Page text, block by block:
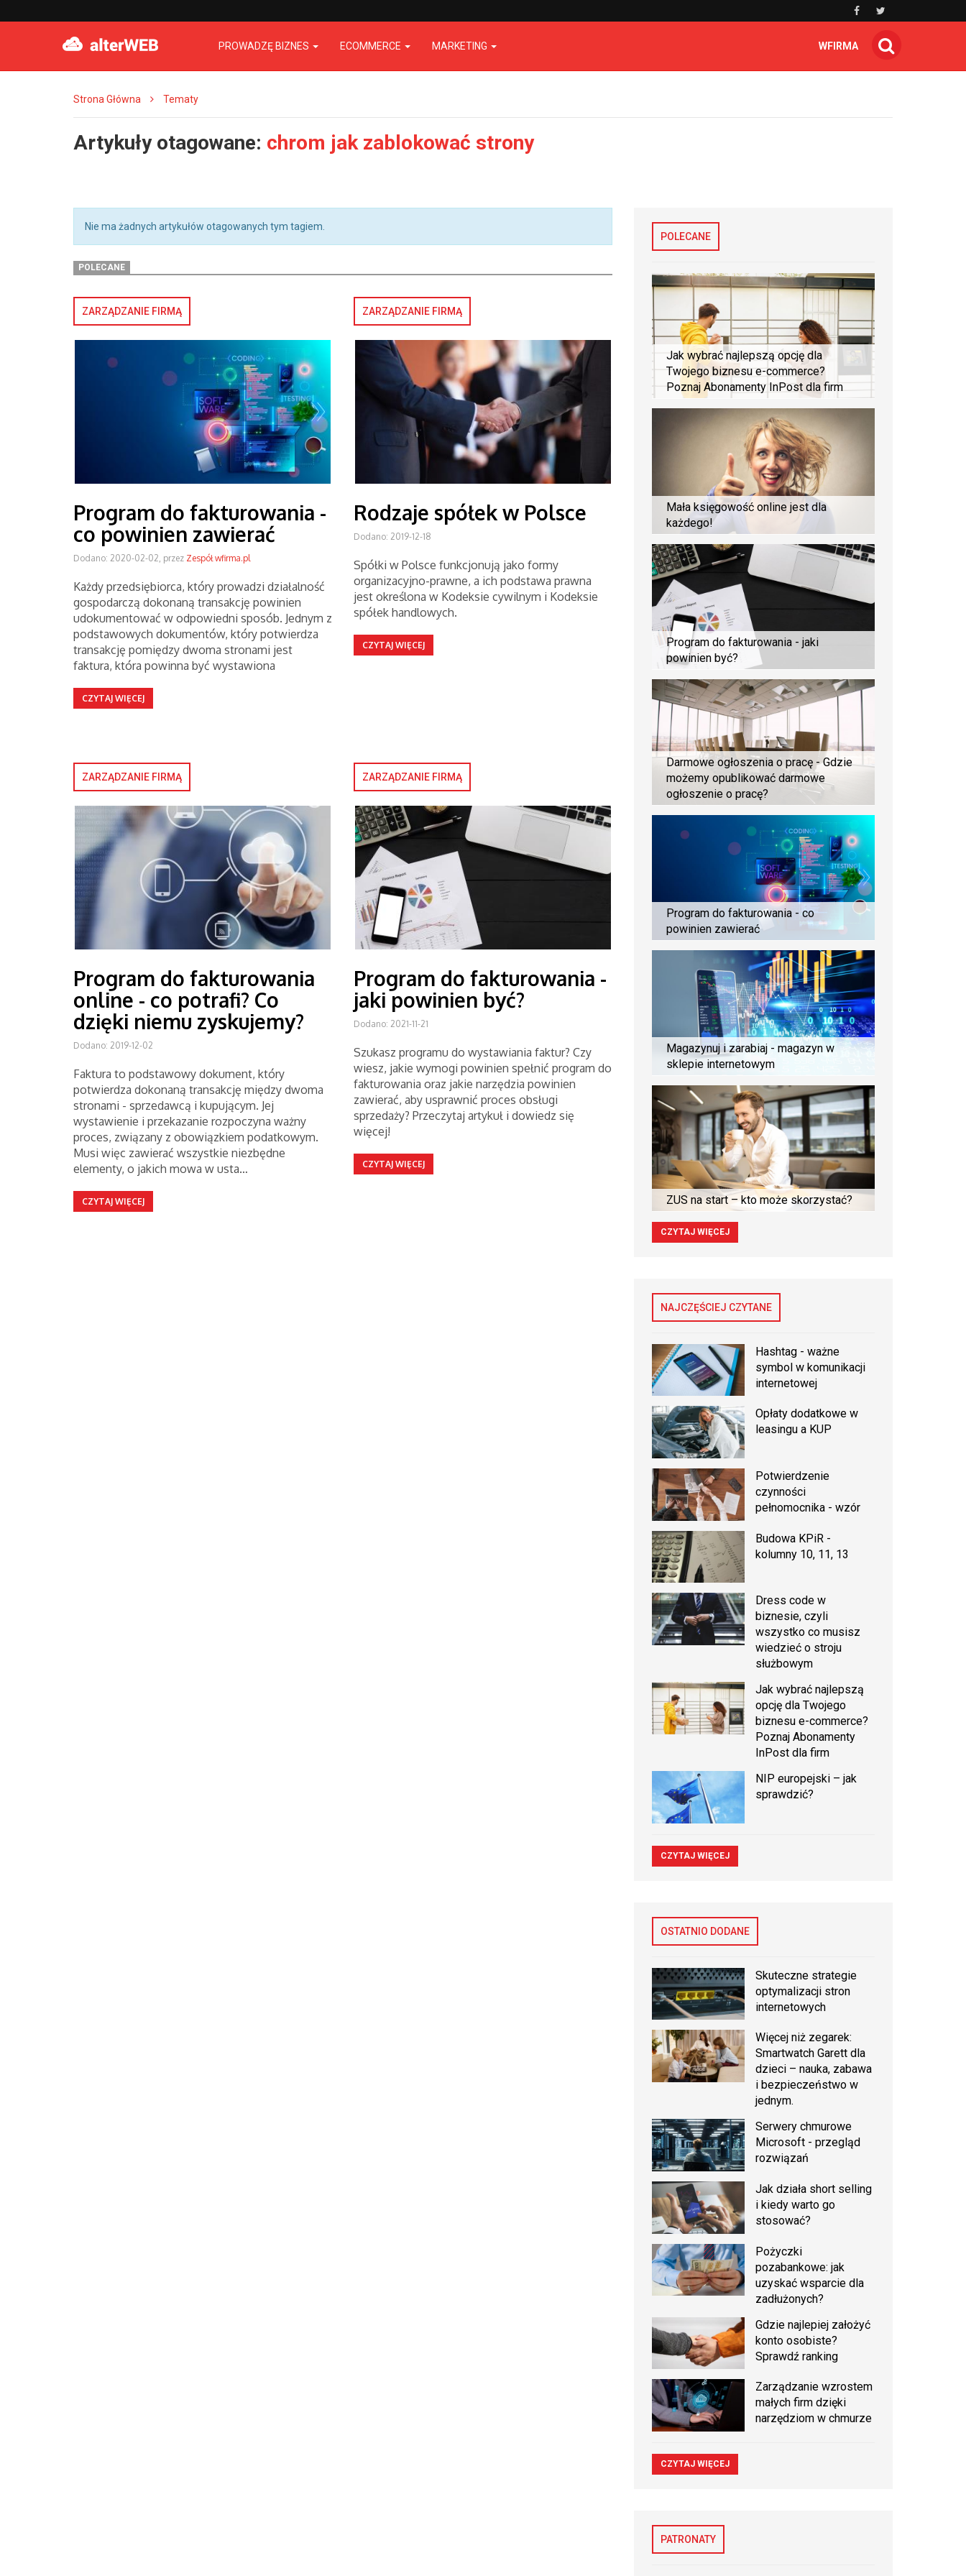
PROWADZĘ BIZNES ECOMMERCE MARKETING WFIRMA
Strona Główna Tematy
Artykuły otagowane: chrom jak zablokować strony
Nie ma żadnych artykułów otagowanych tym tagiem.
POLECANE
ZARZĄDZANIE FIRMĄ
Program do fakturowania -
co powinien zawierać
Dodano: 2020-02-02, przez Zespół wfirma.pl
Każdy przedsiębiorca, który prowadzi działalność
gospodarczą dokonaną transakcję powinien
udokumentować w odpowiedni sposób. Jednym z
podstawowych dokumentów, który potwierdza
transakcję pomiędzy dwoma stronami jest
faktura, która powinna być wystawiona
CZYTAJ WIĘCEJ
ZARZĄDZANIE FIRMĄ
Rodzaje spółek w Polsce
Dodano: 2019-12-18
Spółki w Polsce funkcjonują jako formy
organizacyjno-prawne, a ich podstawa prawna
jest określona w Kodeksie cywilnym i Kodeksie
spółek handlowych.
CZYTAJ WIĘCEJ
ZARZĄDZANIE FIRMĄ
Program do fakturowania
online - co potrafi? Co
dzięki niemu zyskujemy?
Dodano: 2019-12-02
Faktura to podstawowy dokument, który
potwierdza dokonaną transakcję między dwoma
stronami - sprzedawcą i kupującym. Jej
wystawienie i przekazanie rozpoczyna ważny
proces, związany z obowiązkiem podatkowym.
Musi więc zawierać wszystkie niezbędne
elementy, o jakich mowa w usta…
CZYTAJ WIĘCEJ
ZARZĄDZANIE FIRMĄ
Program do fakturowania -
jaki powinien być?
Dodano: 2021-11-21
Szukasz programu do wystawiania faktur? Czy
wiesz, jakie wymogi powinien spełnić program do
fakturowania oraz jakie narzędzia powinien
zawierać, aby usprawnić proces obsługi
sprzedaży? Przeczytaj artykuł i dowiedz się
więcej!
CZYTAJ WIĘCEJ
POLECANE
Jak wybrać najlepszą opcję dla
Twojego biznesu e-commerce?
Poznaj Abonamenty InPost dla firm
Mała księgowość online jest dla
każdego!
Program do fakturowania - jaki
powinien być?
Darmowe ogłoszenia o pracę - Gdzie
możemy opublikować darmowe
ogłoszenie o pracę?
Program do fakturowania - co
powinien zawierać
Magazynuj i zarabiaj - magazyn w
sklepie internetowym
ZUS na start – kto może skorzystać?
CZYTAJ WIĘCEJ
NAJCZĘŚCIEJ CZYTANE
Hashtag - ważne
symbol w komunikacji
internetowej
Opłaty dodatkowe w
leasingu a KUP
Potwierdzenie
czynności
pełnomocnika - wzór
Budowa KPiR -
kolumny 10, 11, 13
Dress code w
biznesie, czyli
wszystko co musisz
wiedzieć o stroju
służbowym
Jak wybrać najlepszą
opcję dla Twojego
biznesu e-commerce?
Poznaj Abonamenty
InPost dla firm
NIP europejski – jak
sprawdzić?
CZYTAJ WIĘCEJ
OSTATNIO DODANE
Skuteczne strategie
optymalizacji stron
internetowych
Więcej niż zegarek:
Smartwatch Garett dla
dzieci – nauka, zabawa
i bezpieczeństwo w
jednym.
Serwery chmurowe
Microsoft - przegląd
rozwiązań
Jak działa short selling
i kiedy warto go
stosować?
Pożyczki
pozabankowe: jak
uzyskać wsparcie dla
zadłużonych?
Gdzie najlepiej założyć
konto osobiste?
Sprawdź ranking
Zarządzanie wzrostem
małych firm dzięki
narzędziom w chmurze
CZYTAJ WIĘCEJ
PATRONATY